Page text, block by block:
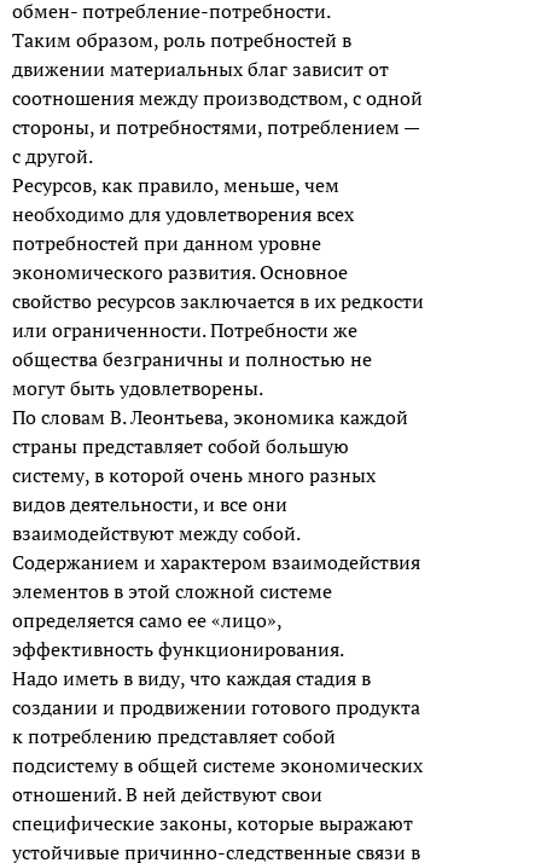
обмен- потребление-потребности.
Таким образом, роль потребностей в
движении материальных благ зависит от
соотношения между производством, с одной
стороны, и потребностями, потреблением —
с другой.
Ресурсов, как правило, меньше, чем
необходимо для удовлетворения всех
потребностей при данном уровне
экономического развития. Основное
свойство ресурсов заключается в их редкости
или ограниченности. Потребности же
общества безграничны и полностью не
могут быть удовлетворены.
По словам В. Леонтьева, экономика каждой
страны представляет собой большую
систему, в которой очень много разных
видов деятельности, и все они
взаимодействуют между собой.
Содержанием и характером взаимодействия
элементов в этой сложной системе
определяется само ее «лицо»,
эффективность функционирования.
Надо иметь в виду, что каждая стадия в
создании и продвижении готового продукта
к потреблению представляет собой
подсистему в общей системе экономических
отношений. В ней действуют свои
специфические законы, которые выражают
устойчивые причинно-следственные связи в